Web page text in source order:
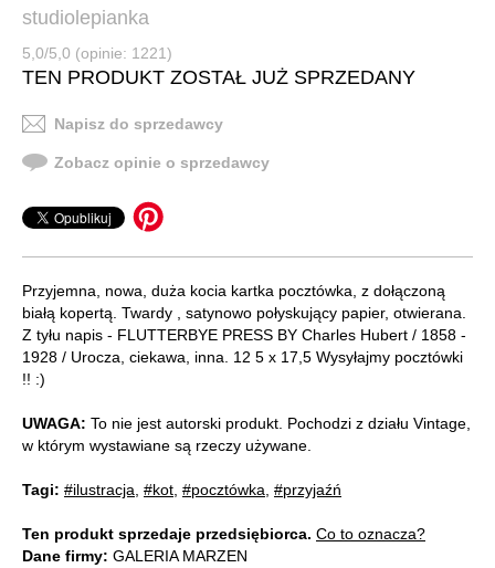
studiolepianka
5,0/5,0 (opinie: 1221)
TEN PRODUKT ZOSTAŁ JUŻ SPRZEDANY
Napisz do sprzedawcy
Zobacz opinie o sprzedawcy
Przyjemna, nowa, duża kocia kartka pocztówka, z dołączoną
białą kopertą. Twardy , satynowo połyskujący papier, otwierana.
Z tyłu napis - FLUTTERBYE PRESS BY Charles Hubert / 1858 -
1928 / Urocza, ciekawa, inna. 12 5 x 17,5 Wysyłajmy pocztówki
!! :)
UWAGA: To nie jest autorski produkt. Pochodzi z działu Vintage,
w którym wystawiane są rzeczy używane.
Tagi: #ilustracja, #kot, #pocztówka, #przyjaźń
Ten produkt sprzedaje przedsiębiorca. Co to oznacza?
Dane firmy: GALERIA MARZEN